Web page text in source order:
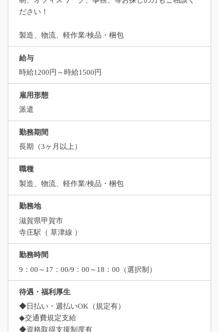
ださい！
製造、物流、軽作業/検品・梱包
給与
時給1200円～時給1500円
雇用形態
派遣
勤務期間
長期（3ヶ月以上）
職種
製造、物流、軽作業/検品・梱包
勤務地
滋賀県甲賀市
寺庄駅（ 草津線 ）
勤務時間
9：00～17：00/9：00～18：00（選択制）
待遇・福利厚生
◆日払い・週払いOK（規定有）
◆交通費規定支給
◆資格取得支援制度有